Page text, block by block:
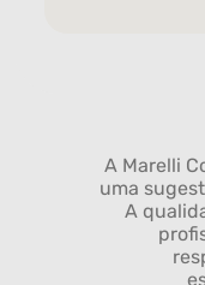
A Marelli
uma
A